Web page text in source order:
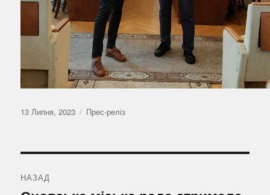
Оприлюднено
13 Липня, 2023 Категорії
Прес-реліз
записів
НАЗАД